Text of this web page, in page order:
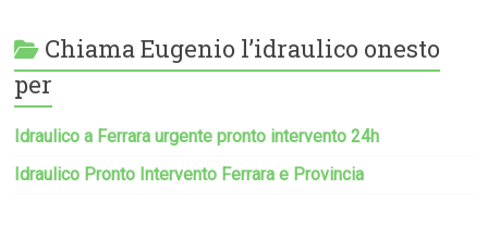
Chiama Eugenio l’idraulico onesto
per
Idraulico a Ferrara urgente pronto intervento 24h
Idraulico Pronto Intervento Ferrara e Provincia